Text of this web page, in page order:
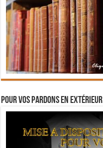
Pour vos pardons en extérieur